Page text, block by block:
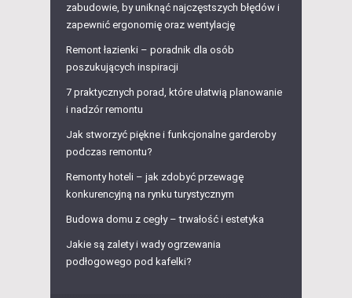
zabudowie, by uniknąć najczęstszych błędów i
zapewnić ergonomię oraz wentylację
Remont łazienki – poradnik dla osób
poszukujących inspiracji
7 praktycznych porad, które ułatwią planowanie
i nadzór remontu
Jak stworzyć piękne i funkcjonalne garderoby
podczas remontu?
Remonty hoteli – jak zdobyć przewagę
konkurencyjną na rynku turystycznym
Budowa domu z cegły – trwałość i estetyka
Jakie są zalety i wady ogrzewania
podłogowego pod kafelki?